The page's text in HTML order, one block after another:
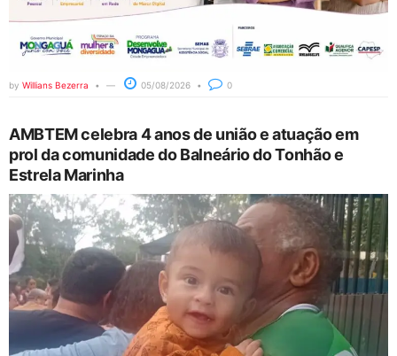
by Willians Bezerra 05/08/2026 0
AMBTEM celebra 4 anos de união e atuação em
prol da comunidade do Balneário do Tonhão e
Estrela Marinha